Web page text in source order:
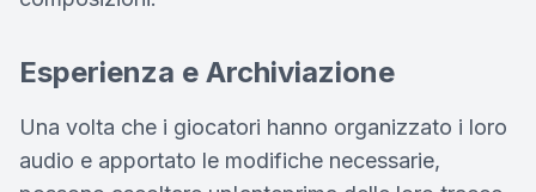
Esperienza e Archiviazione
Una volta che i giocatori hanno organizzato i loro
audio e apportato le modifiche necessarie,